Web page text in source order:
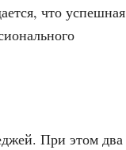
что успешная
При этом два